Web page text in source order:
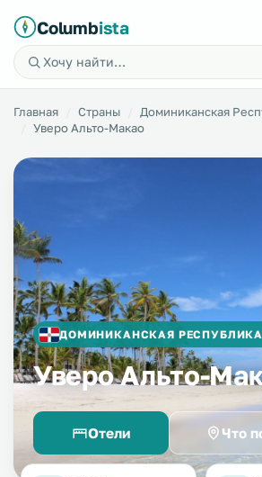
Columbista
Главная Страны
Доминиканская
Уверо Альто-Макао
ДОМИНИКАНСКАЯ РЕСПУБЛИКА
Уверо Альто-
Отели Что